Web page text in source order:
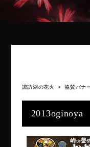
諏訪湖の花火 >協賛バナ
2013oginoya